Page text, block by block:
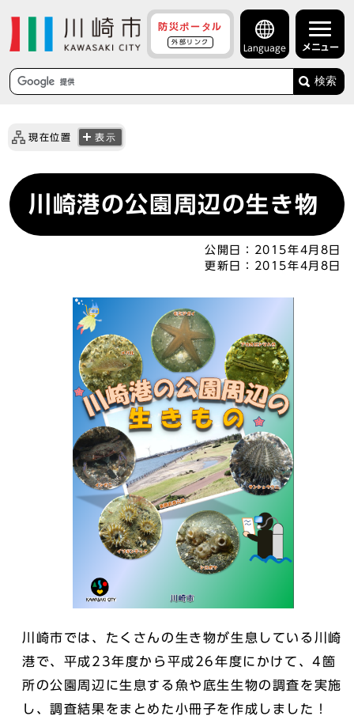
防災ポータル
外部リンク
Language メニュー
検索
現在位置 表示
川崎港の公園周辺の生き物
公開日：
2015年4月8日
更新日：
2015年4月8日
川崎市では、たくさんの生き物が生息している川崎
港で、平成23年度から平成26年度にかけて、4箇
所の公園周辺に生息する魚や底生生物の調査を実施
し、調査結果をまとめた小冊子を作成しました！